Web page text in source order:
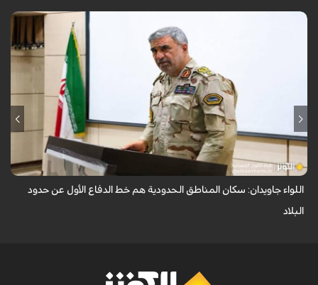
أكد قائد قوات حرس الحدود في قيادة قوى الأمن الداخلي الإيرانية (فراجا)، اللواء
علي أكبر جاويدان، أن حدود الجمهورية الإسلامية الإيرانية تُصان بعزة واقتد...
اللواء جاويدان: سكان المناطق الحدودية هم خط الدفاع الأول عن حدود
البلاد